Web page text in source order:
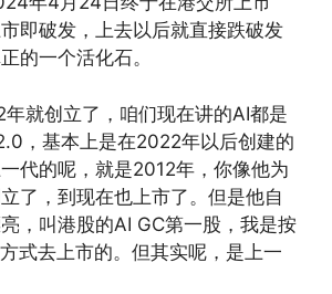
即破发，上去以后就直接跌破发
的一个活化石。
就创立了，咱们现在讲的AI都是
，基本上是在2022年以后创建的
代的呢，就是2012年，你像他为
了，到现在也上市了。但是他自
，叫港股的AI GC第一股，我是按
式去上市的。但其实呢，是上一